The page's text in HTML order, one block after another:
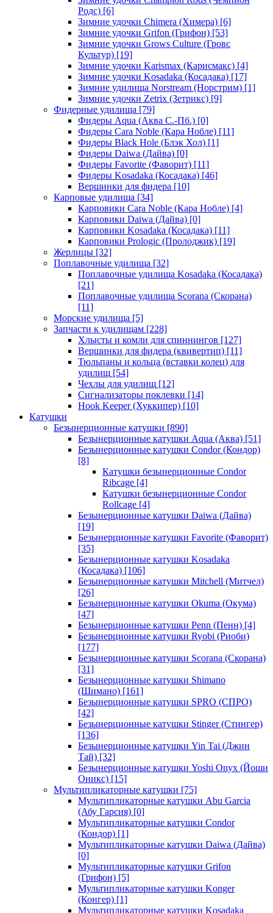
Родс) [6]
Зимние удочки Chimera (Химера) [6]
Зимние удочки Grifon (Грифон) [53]
Зимние удочки Grows Culture (Гровс
Культур) [19]
Зимние удочки Karismax (Карисмакс) [4]
Зимние удочки Kosadaka (Косадака) [17]
Зимние удилища Norstream (Норстрим) [1]
Зимние удочки Zetrix (Зетрикс) [9]
Фидерные удилища [79]
Фидеры Aqua (Аква С.-Пб.) [0]
Фидеры Cara Noble (Кара Нобле) [11]
Фидеры Black Hole (Блэк Хол) [1]
Фидеры Daiwa (Дайва) [0]
Фидеры Favorite (Фаворит) [11]
Фидеры Kosadaka (Косадака) [46]
Вершинки для фидера [10]
Карповые удилища [34]
Карповики Cara Noble (Кара Нобле) [4]
Карповики Daiwa (Дайва) [0]
Карповики Kosadaka (Косадака) [11]
Карповики Prologic (Пролоджик) [19]
Жерлицы [32]
Поплавочные удилища [32]
Поплавочные удилища Kosadaka (Косадака)
[21]
Поплавочные удилища Scorana (Скорана)
[11]
Морские удилища [5]
Запчасти к удилищам [228]
Хлысты и комли для спиннингов [127]
Вершинки для фидера (квивертип) [11]
Тюльпаны и кольца (вставки колец) для
удилищ [54]
Чехлы для удилищ [12]
Сигнализаторы поклевки [14]
Hook Keeper (Хуккипер) [10]
Катушки
Безынерционные катушки [890]
Безынерционные катушки Aqua (Аква) [51]
Безынерционные катушки Condor (Кондор)
[8]
Катушки безынерционные Condor
Ribcage [4]
Катушки безынерционные Condor
Rollcage [4]
Безынерционные катушки Daiwa (Дайва)
[19]
Безынерционные катушки Favorite (Фаворит)
[35]
Безынерционные катушки Kosadaka
(Косадака) [106]
Безынерционные катушки Mitchell (Митчел)
[26]
Безынерционные катушки Okuma (Окума)
[47]
Безынерционные катушки Penn (Пенн) [4]
Безынерционные катушки Ryobi (Риоби)
[177]
Безынерционные катушки Scorana (Скорана)
[31]
Безынерционные катушки Shimano
(Шимано) [161]
Безынерционные катушки SPRO (СПРО)
[42]
Безынерционные катушки Stinger (Стингер)
[136]
Безынерционные катушки Yin Tai (Джин
Тай) [32]
Безынерционные катушки Yoshi Onyx (Йоши
Оникс) [15]
Мультипликаторные катушки [75]
Мультипликаторные катушки Abu Garcia
(Абу Гарсия) [0]
Мультипликаторные катушки Condor
(Кондор) [1]
Мультипликаторные катушки Daiwa (Дайва)
[0]
Мультипликаторные катушки Grifon
(Грифон) [5]
Мультипликаторные катушки Konger
(Конгер) [1]
Мультипликаторные катушки Kosadaka